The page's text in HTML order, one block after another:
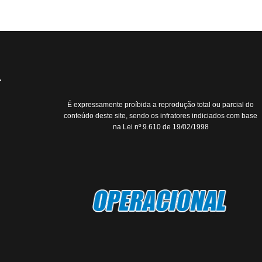
É expressamente proíbida a reprodução total ou parcial do
conteúdo deste site, sendo os infratores indiciados com base
na Lei nº 9.610 de 19/02/1998